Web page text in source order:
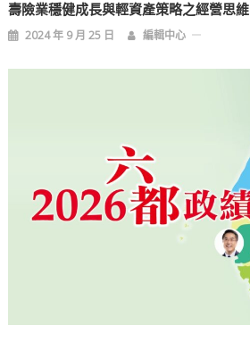
壽險業穩健成長與輕資產策略之經營思維
2024 年 9 月 25 日 編輯中心